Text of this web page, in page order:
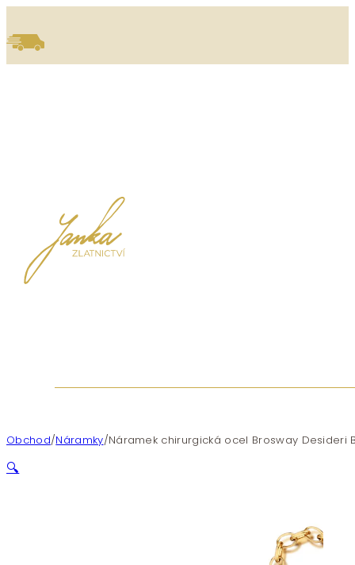
Obchod/Náramky/Náramek chirurgická ocel Brosway Desideri
🔍